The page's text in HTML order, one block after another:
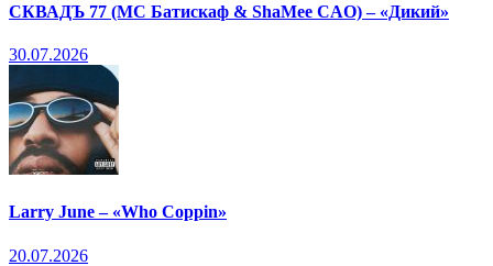
СКВАДЪ 77 (МС Батискаф & ShaMee CAO) – «Дикий»
30.07.2026
Larry June – «Who Coppin»
20.07.2026